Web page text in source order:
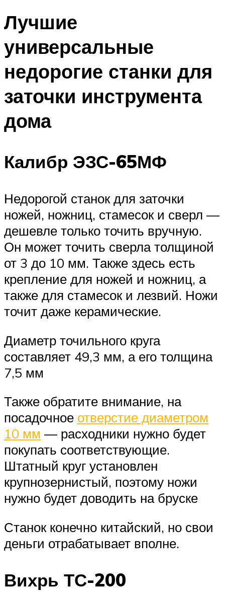
Лучшие
универсальные
недорогие станки для
заточки инструмента
дома
Калибр ЭЗС-65МФ
Недорогой станок для заточки
ножей, ножниц, стамесок и сверл —
дешевле только точить вручную.
Он может точить сверла толщиной
от 3 до 10 мм. Также здесь есть
крепление для ножей и ножниц, а
также для стамесок и лезвий. Ножи
точит даже керамические.
Диаметр точильного круга
составляет 49,3 мм, а его толщина
7,5 мм
Также обратите внимание, на
посадочное отверстие диаметром
10 мм — расходники нужно будет
покупать соответствующие.
Штатный круг установлен
крупнозернистый, поэтому ножи
нужно будет доводить на бруске
Станок конечно китайский, но свои
деньги отрабатывает вполне.
Вихрь ТС-200